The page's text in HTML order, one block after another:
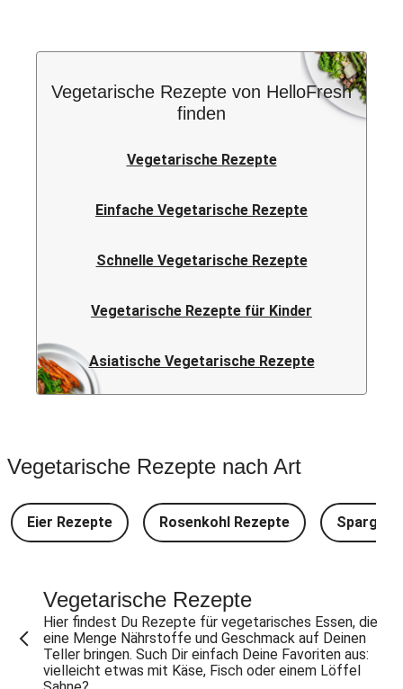
Vegetarische Rezepte von HelloFresh
finden
Vegetarische Rezepte
Einfache Vegetarische Rezepte
Schnelle Vegetarische Rezepte
Vegetarische Rezepte für Kinder
Asiatische Vegetarische Rezepte
Vegetarische Rezepte nach Art
Eier Rezepte Rosenkohl Rezepte Spargel
Vegetarische Rezepte
Hier findest Du Rezepte für vegetarisches Essen, die
eine Menge Nährstoffe und Geschmack auf Deinen
Teller bringen. Such Dir einfach Deine Favoriten aus:
vielleicht etwas mit Käse, Fisch oder einem Löffel